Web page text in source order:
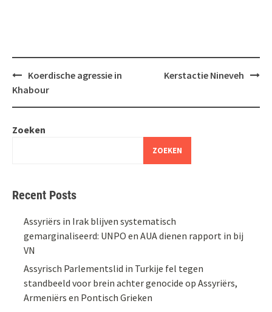
Bericht
navigatie
Koerdische agressie in
Khabour
Kerstactie Nineveh
Zoeken
ZOEKEN
Recent Posts
Assyriërs in Irak blijven systematisch
gemarginaliseerd: UNPO en AUA dienen rapport in bij
VN
Assyrisch Parlementslid in Turkije fel tegen
standbeeld voor brein achter genocide op Assyriërs,
Armeniërs en Pontisch Grieken